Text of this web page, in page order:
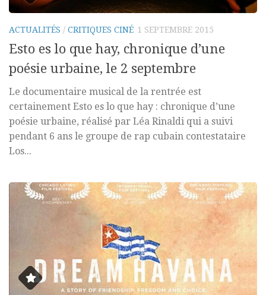
ACTUALITÉS / CRITIQUES CINÉ 1 SEPTEMBRE 2015
Esto es lo que hay, chronique d’une
poésie urbaine, le 2 septembre
Le documentaire musical de la rentrée est
certainement Esto es lo que hay : chronique d’une
poésie urbaine, réalisé par Léa Rinaldi qui a suivi
pendant 6 ans le groupe de rap cubain contestataire
Los...